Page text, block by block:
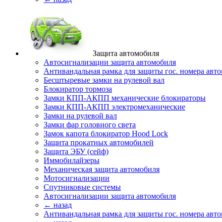
Защита автомобиля
Автосигнализации защита автомобиля
Антивандальная рамка для защиты гос. номера
Бесштыревые замки на рулевой вал
Блокиратор тормоза
Замки КПП-АКПП механические блокираторы
Замки КПП-АКПП электромеханические
Замки на рулевой вал
Замки фар головного света
Замок капота блокиратор Hood Lock
Защита прокатных автомобилей
Защита ЭБУ (сейф)
Иммобилайзеры
Механическая защита автомобиля
Мотосигнализации
Спутниковые системы
Автосигнализации защита автомобиля
← назад
Антивандальная рамка для защиты гос. номера